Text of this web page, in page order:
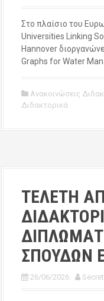
Στο πλαίσιο του
Universities Linking
Hannover
Graphs for Water
Ανακοινώσεις
Διδακτορικά
ΤΕΛΕΤΗ
ΣΠΟΥΔΩΝ
26/06/2026